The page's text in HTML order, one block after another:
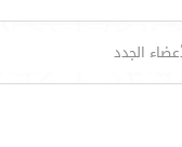
الجدد